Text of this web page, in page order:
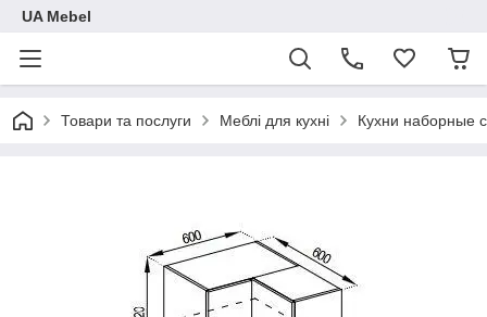
UA Mebel
Товари та послуги Меблі для кухні Кухни наборные